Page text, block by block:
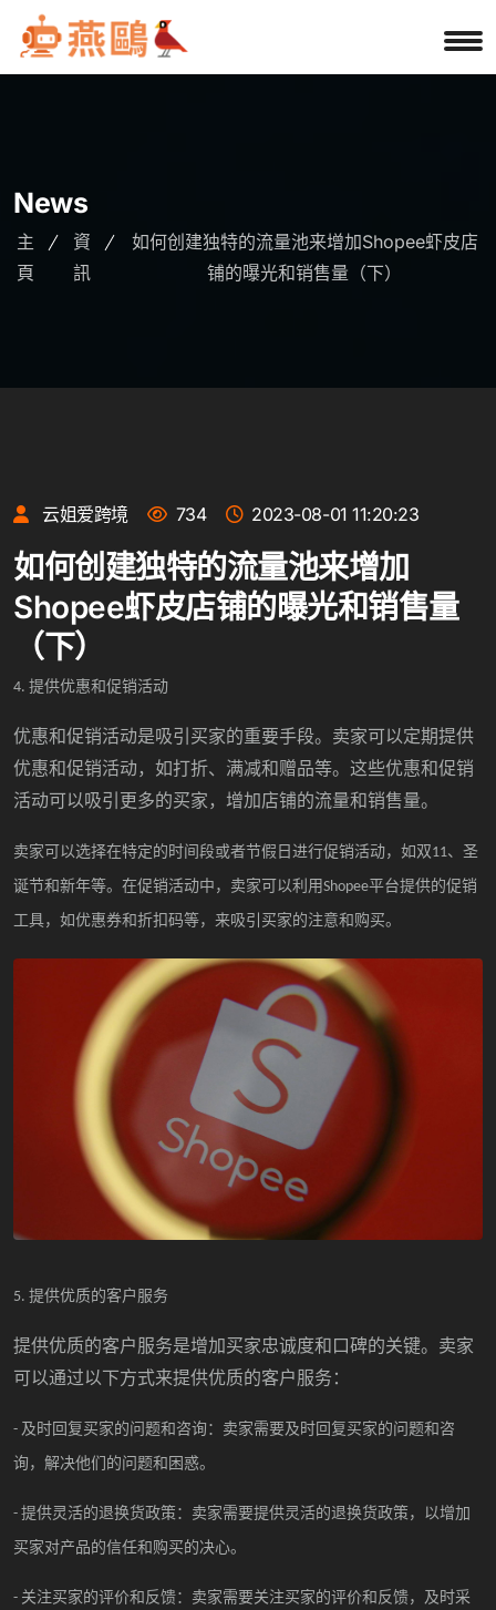
News
主
頁
資
訊
如何创建独特的流量池来增加Shopee虾皮店
铺的曝光和销售量（下）
云姐爱跨境 734 2023-08-01 11:20:23
如何创建独特的流量池来增加
Shopee虾皮店铺的曝光和销售量
（下）
4. 提供优惠和促销活动
优惠和促销活动是吸引买家的重要手段。卖家可以定期提供
优惠和促销活动，如打折、满减和赠品等。这些优惠和促销
活动可以吸引更多的买家，增加店铺的流量和销售量。
卖家可以选择在特定的时间段或者节假日进行促销活动，如双11、圣
诞节和新年等。在促销活动中，卖家可以利用Shopee平台提供的促销
工具，如优惠券和折扣码等，来吸引买家的注意和购买。
5. 提供优质的客户服务
提供优质的客户服务是增加买家忠诚度和口碑的关键。卖家
可以通过以下方式来提供优质的客户服务：
- 及时回复买家的问题和咨询：卖家需要及时回复买家的问题和咨
询，解决他们的问题和困惑。
- 提供灵活的退换货政策：卖家需要提供灵活的退换货政策，以增加
买家对产品的信任和购买的决心。
- 关注买家的评价和反馈：卖家需要关注买家的评价和反馈，及时采